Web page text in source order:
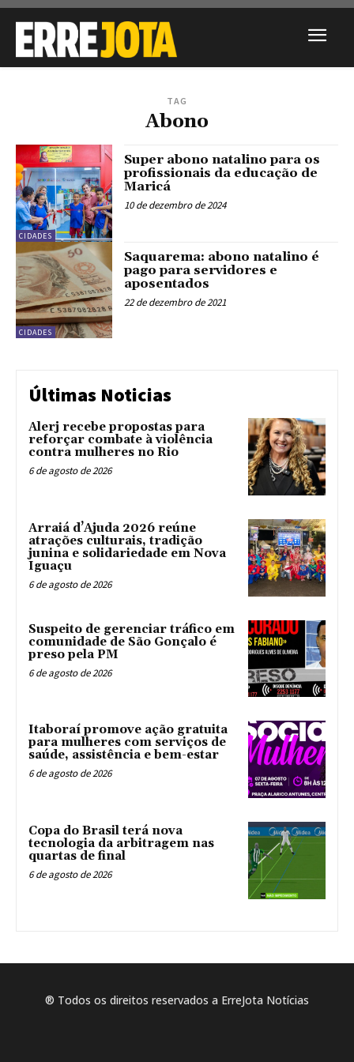
TAG
Abono
CIDADES
Super abono natalino para os
profissionais da educação de
Maricá
10 de dezembro de 2024
CIDADES
Saquarema: abono natalino é
pago para servidores e
aposentados
22 de dezembro de 2021
Últimas Noticias
Alerj recebe propostas para
reforçar combate à violência
contra mulheres no Rio
6 de agosto de 2026
Arraiá d’Ajuda 2026 reúne
atrações culturais, tradição
junina e solidariedade em Nova
Iguaçu
6 de agosto de 2026
Suspeito de gerenciar tráfico em
comunidade de São Gonçalo é
preso pela PM
6 de agosto de 2026
Itaboraí promove ação gratuita
para mulheres com serviços de
saúde, assistência e bem-estar
6 de agosto de 2026
Copa do Brasil terá nova
tecnologia da arbitragem nas
quartas de final
6 de agosto de 2026
® Todos os direitos reservados a ErreJota Notícias